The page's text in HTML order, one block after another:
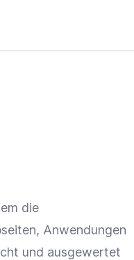
die
Anwendungen
und ausgewertet